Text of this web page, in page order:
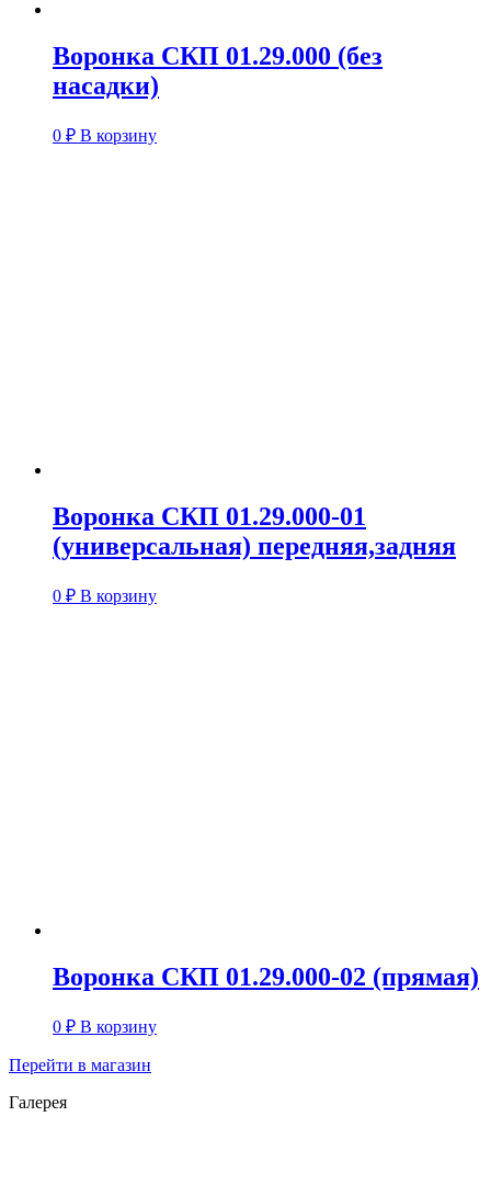
Воронка СКП 01.29.000 (без
насадки)
0 ₽ В корзину
Воронка СКП 01.29.000-01
(универсальная) передняя,задняя
0 ₽ В корзину
Воронка СКП 01.29.000-02 (прямая)
0 ₽ В корзину
Перейти в магазин
Галерея